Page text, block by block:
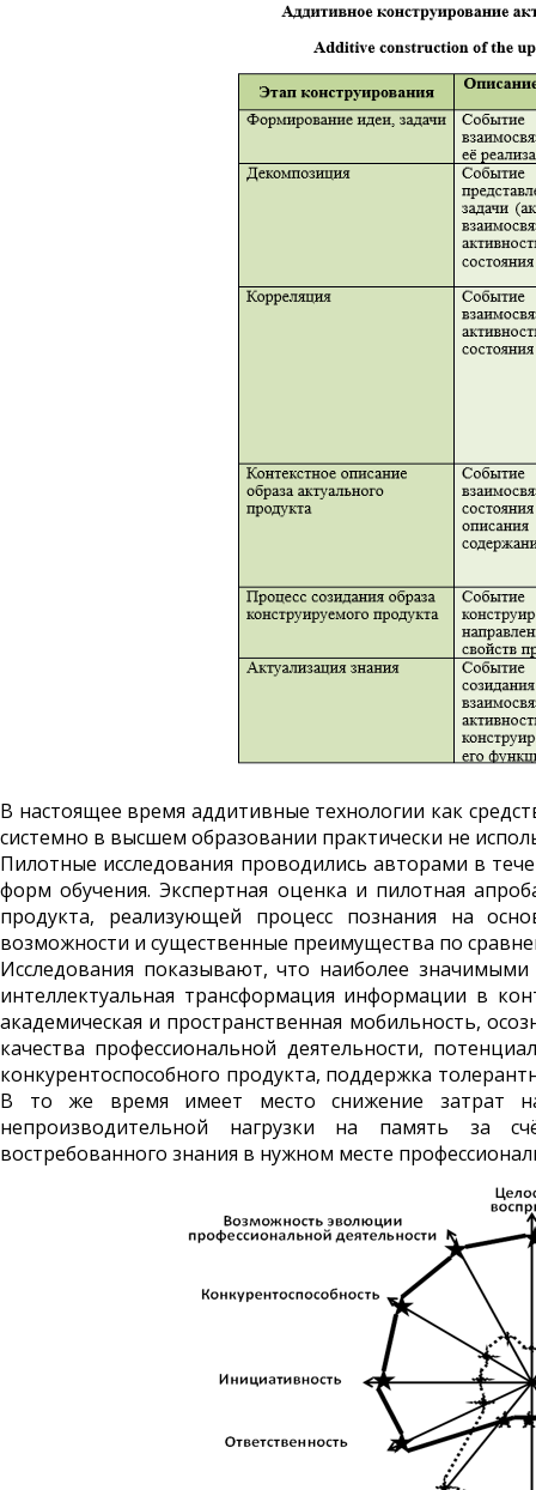
В настоящее время аддитивные технологии как
системно в высшем образовании практически не
Пилотные исследования проводились авторами в
форм обучения. Экспертная оценка и пилотная
продукта, реализующей процесс познания на
возможности и существенные преимущества по
Исследования показывают, что наиболее значимыми
интеллектуальная трансформация информа­ции в
академическая и пространственная мобильность,
качества профессиональной деятельности,
конкуренто­способного продукта, поддержка
В то же время имеет место снижение затрат на
непроизводительной нагрузки на память за
востребованного знания в нужном месте